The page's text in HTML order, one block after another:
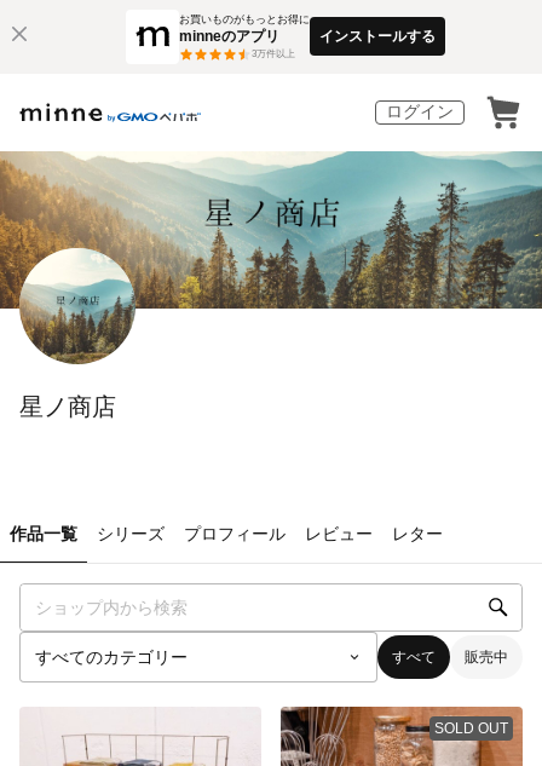
お買いものがもっとお得に
minneのアプリ
3万件以上
インストールする
ログイン
星ノ商店
作品一覧 シリーズ プロフィール レビュー レター
すべて 販売中
SOLD OUT